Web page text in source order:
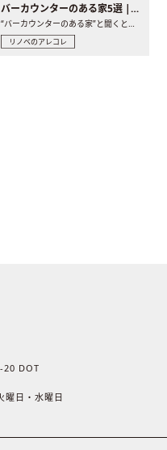
バーカウンターのある家5選 | 日常に馴染む“距離の近い”キッチンとは
リノベのアレコレ
20 DOT
日・水曜日